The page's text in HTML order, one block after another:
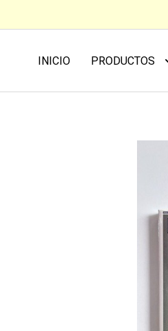
INICIO PRODUCTOS